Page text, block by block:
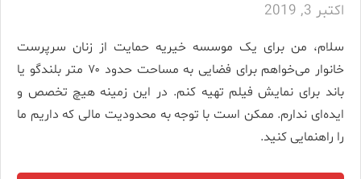
اکتبر 3, 2019
سلام، من برای یک موسسه خیریه حمایت از زنان سرپرست
خانوار می‌خواهم برای فضایی به مساحت حدود ۷۰ متر بلندگو یا
باند برای نمایش فیلم تهیه کنم. در این زمینه هیچ تخصص و
ایده‌ای ندارم. ممکن است با توجه به محدودیت مالی که داریم ما
را راهنمایی کنید.